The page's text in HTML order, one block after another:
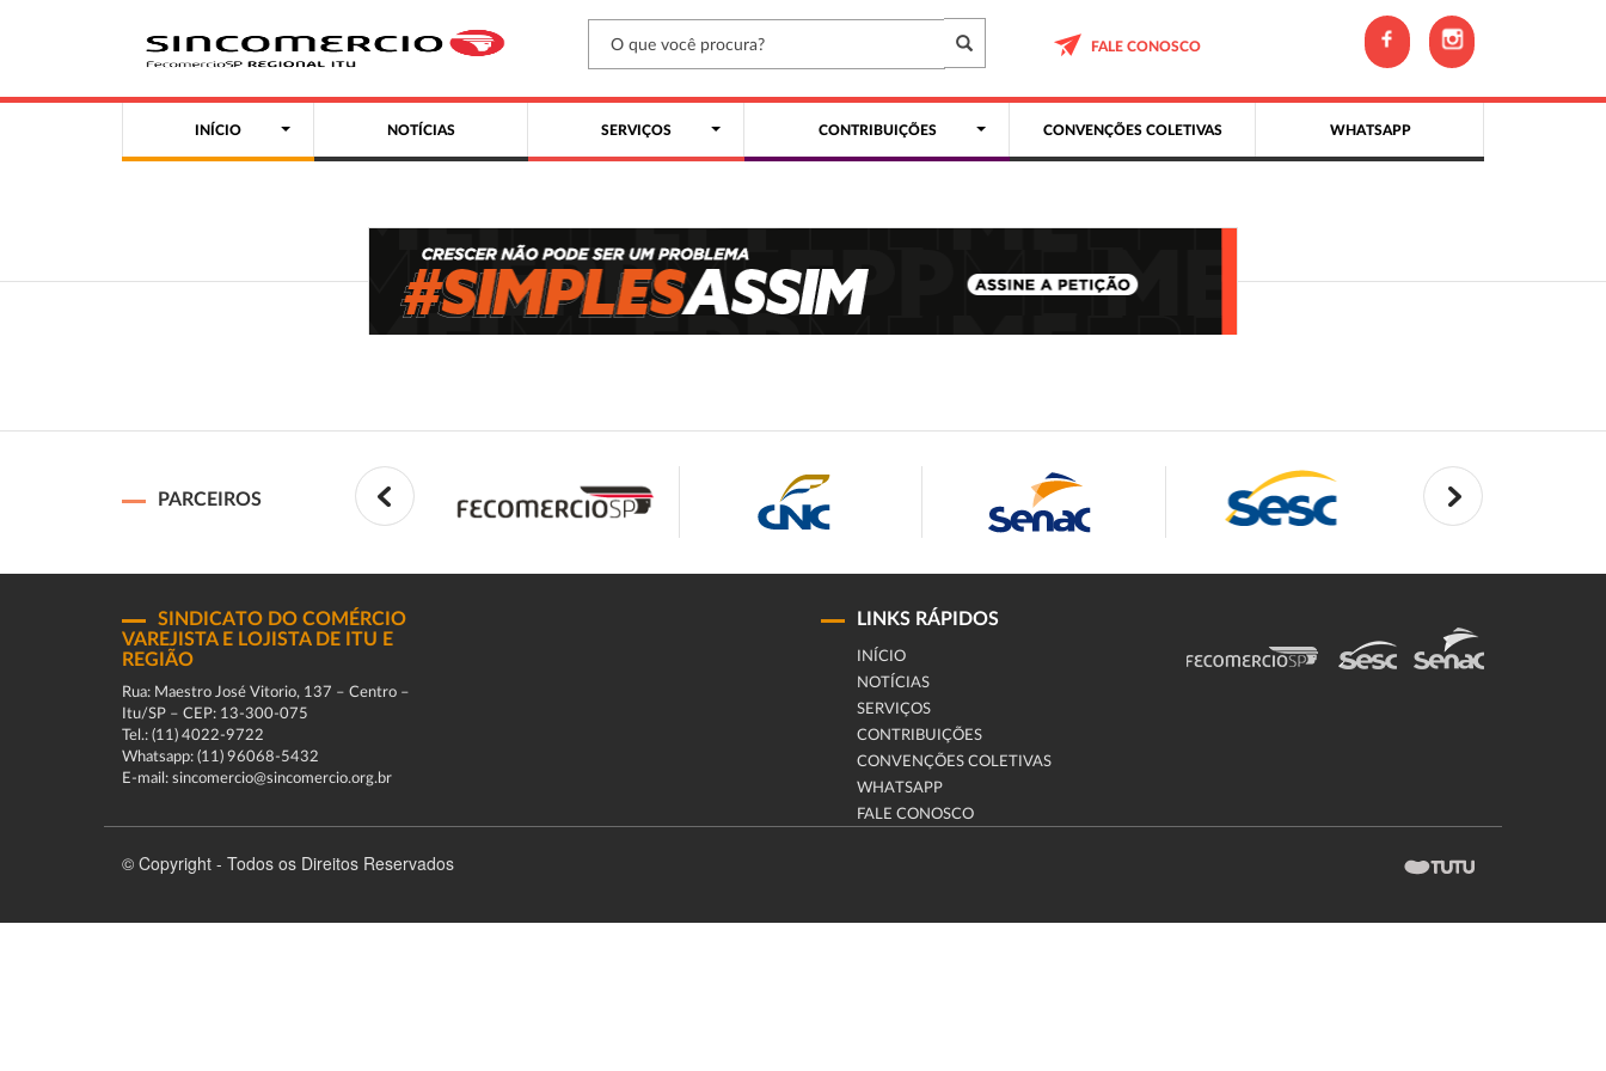
FALE CONOSCO
INÍCIO NOTÍCIAS SERVIÇOS CONTRIBUIÇÕES CONVENÇÕES COLETIVAS WHATSAPP
PARCEIROS
SINDICATO DO COMÉRCIO
VAREJISTA E LOJISTA DE ITU E
REGIÃO
Rua: Maestro José Vitorio, 137 – Centro –
Itu/SP – CEP: 13-300-075
Tel.: (11) 4022-9722
Whatsapp: (11) 96068-5432
E-mail: sincomercio@sincomercio.org.br
LINKS RÁPIDOS
INÍCIO
NOTÍCIAS
SERVIÇOS
CONTRIBUIÇÕES
CONVENÇÕES COLETIVAS
WHATSAPP
FALE CONOSCO
© Copyright - Todos os Direitos Reservados